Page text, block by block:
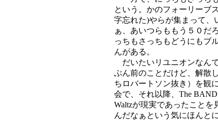
という。かのフォーリーブ
字忘れた)やらが集まって、
ぁ、あいつらももう５０だ
っちもさっちもどうにもブ
んがある。
だいたいリユニオンなん
ぶん前のことだけど、解散
ちロバートソン抜き）を観
会で、それ以降、The
Waltzが現実であったことを
んだなぁという気にほんと